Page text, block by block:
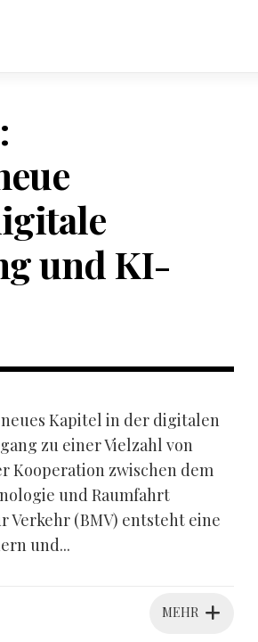
und KI-
Kapitel in der digitalen
zu einer Vielzahl von
Kooperation zwischen dem
und Raumfahrt
Verkehr (BMV) entsteht eine
und...
MEHR